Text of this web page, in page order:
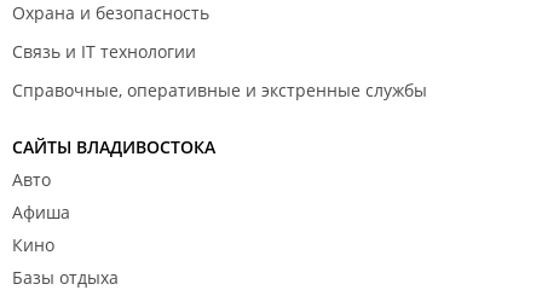
Охрана и безопасность
Связь и IT технологии
Справочные, оперативные и экстренные службы
САЙТЫ ВЛАДИВОСТОКА
Авто
Афиша
Кино
Базы отдыха